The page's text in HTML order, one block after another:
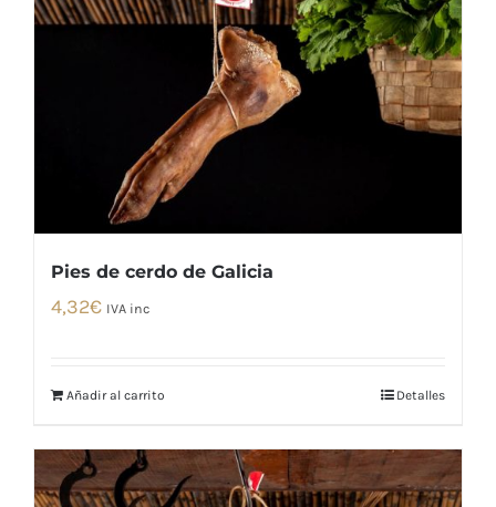
Pies de cerdo de Galicia
4,32€ IVA inc
Añadir al carrito Detalles